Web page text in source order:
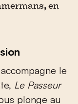
en
le
Le Passeur
plonge au